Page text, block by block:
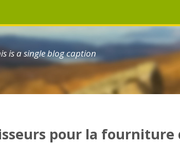
is a single blog caption
pour la fourniture